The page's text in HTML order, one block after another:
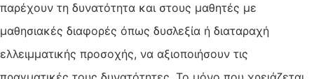
παρέχουν τη δυνατότητα και στους μαθητές με
μαθησιακές διαφορές όπως δυσλεξία ή διαταραχή
ελλειμματικής προσοχής, να αξιοποιήσουν τις